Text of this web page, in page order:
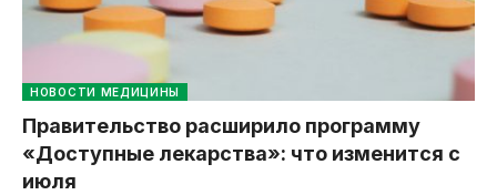
НОВОСТИ МЕДИЦИНЫ
Правительство расширило программу
«Доступные лекарства»: что изменится с
июля